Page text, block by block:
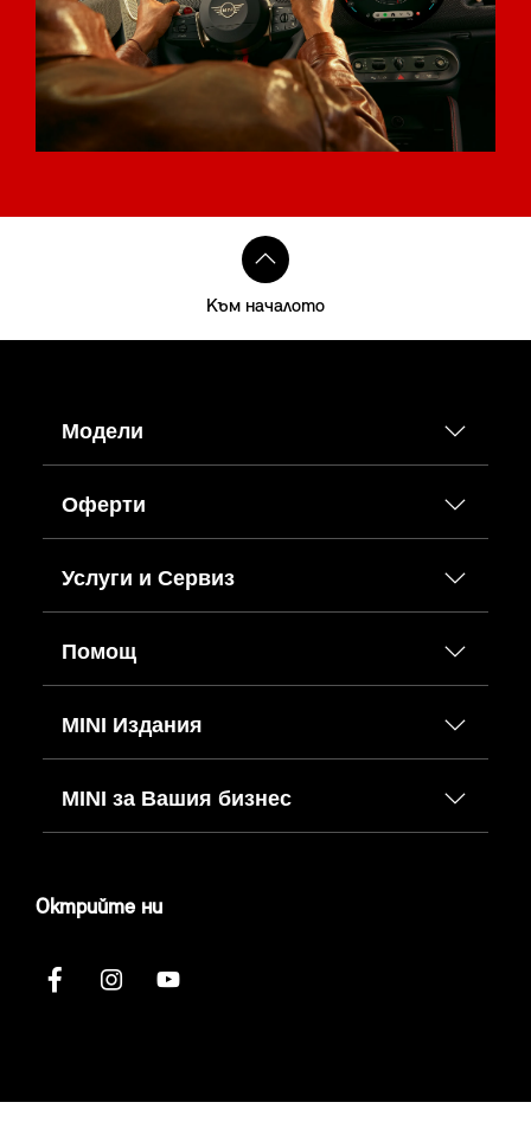
Към началото
Модели
Оферти
Услуги и Сервиз
Помощ
MINI Издания
MINI за Вашия бизнес
Октрийте ни